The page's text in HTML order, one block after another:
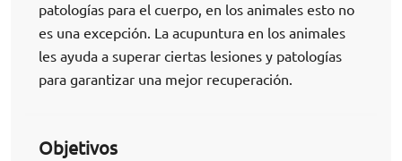
patologías para el cuerpo, en los animales esto no
es una excepción. La acupuntura en los animales
les ayuda a superar ciertas lesiones y patologías
para garantizar una mejor recuperación.
Objetivos